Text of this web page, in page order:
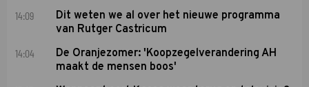
14:09
Dit weten we al over het nieuwe programma
van Rutger Castricum
14:04
De Oranjezomer: 'Koopzegelverandering AH
maakt de mensen boos'